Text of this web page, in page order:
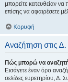
μπορείτε κατευθείαν
επίσης να αφαιρέσετε
Κορυφή
Αναζήτηση στις Δ.
Πώς μπορώ να
Εισάγετε έναν όρο
σελίδες ευρετηρίου, Δ.